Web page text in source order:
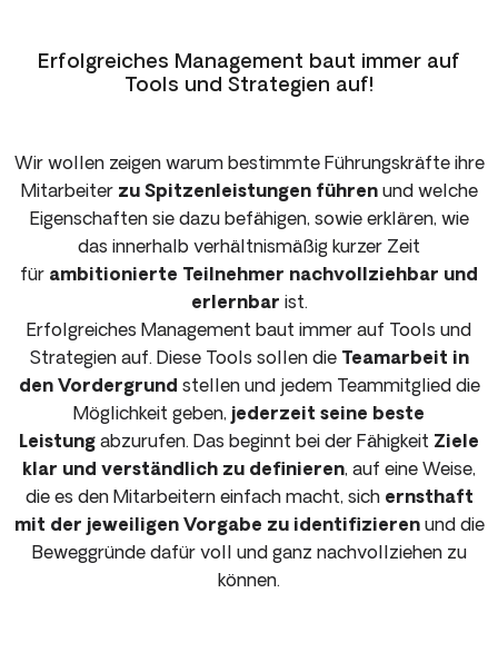
Erfolgreiches Management baut immer auf
Tools und Strategien auf!
Wir wollen zeigen warum bestimmte Führungskräfte ihre
Mitarbeiterzu Spitzenleistungen führenund welche
Eigenschaften sie dazu befähigen, sowie erklären, wie
das innerhalb verhältnismäßig kurzer Zeit
für ambitionierte Teilnehmer nachvollziehbar und
erlernbar ist.
Erfolgreiches Management baut immer auf Tools und
Strategien auf. Diese Tools sollen die Teamarbeit in
den Vordergrund stellen und jedem Teammitglied die
Möglichkeit geben, jederzeit seine beste
Leistung abzurufen. Das beginnt bei der Fähigkeit Ziele
klar und verständlich zu definieren, auf eine Weise,
die es den Mitarbeitern einfach macht, sichernsthaft
mit der jeweiligen Vorgabe zu identifizierenund die
Beweggründe dafür voll und ganz nachvollziehen zu
können.